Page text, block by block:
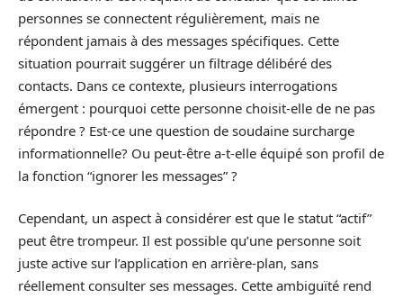
personnes se connectent régulièrement, mais ne
répondent jamais à des messages spécifiques. Cette
situation pourrait suggérer un filtrage délibéré des
contacts. Dans ce contexte, plusieurs interrogations
émergent : pourquoi cette personne choisit-elle de ne pas
répondre ? Est-ce une question de soudaine surcharge
informationnelle? Ou peut-être a-t-elle équipé son profil de
la fonction “ignorer les messages” ?
Cependant, un aspect à considérer est que le statut “actif”
peut être trompeur. Il est possible qu’une personne soit
juste active sur l’application en arrière-plan, sans
réellement consulter ses messages. Cette ambiguïté rend